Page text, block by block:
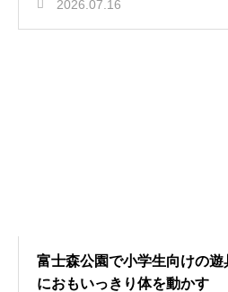
2026.07.16
富士森公園で小学生向けの遊
におもいっきり体を動かす